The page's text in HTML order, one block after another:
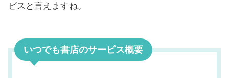
ビスと言えますね。
いつでも書店のサービス概要